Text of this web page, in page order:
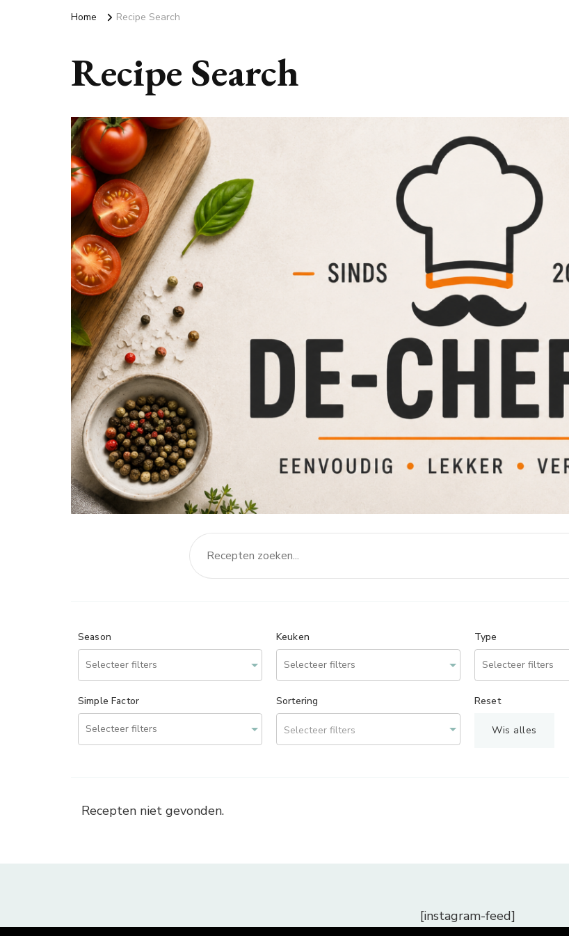
Home Recipe Search
Recipe Search
Season Keuken Type
Simple Factor Sortering
Selecteer filters
Reset
Wis alles
Recepten niet gevonden.
[instagram-feed]